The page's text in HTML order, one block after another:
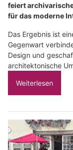
feiert
für das moderne
Das Ergebnis ist
Gegenwart
Design und
architektonische
Weiterlesen